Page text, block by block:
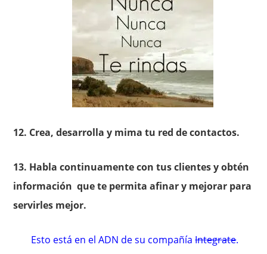
12. Crea, desarrolla y mima tu red de contactos.
13. Habla continuamente con tus clientes y obtén
información que te permita afinar y mejorar para
servirles mejor.
Esto está en el ADN de su compañíaIntegrate.